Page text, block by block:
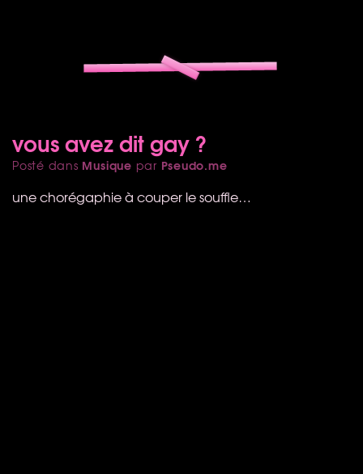
vous avez dit gay ?
Posté dans Musique par Pseudo.me
une chorégaphie à couper le souffle…